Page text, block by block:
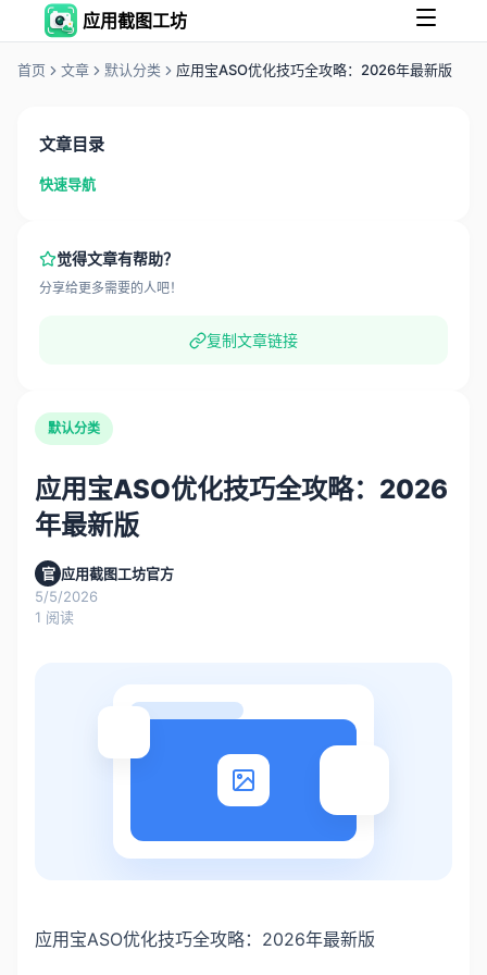
应用截图工坊
首页 文章 默认分类 应用宝ASO优化技巧全攻略：2026年最新版
文章目录
快速导航
觉得文章有帮助？
分享给更多需要的人吧！
复制文章链接
默认分类
应用宝ASO优化技巧全攻略：2026
年最新版
官 应用截图工坊官方
5/5/2026
1 阅读
应用宝ASO优化技巧全攻略：2026年最新版